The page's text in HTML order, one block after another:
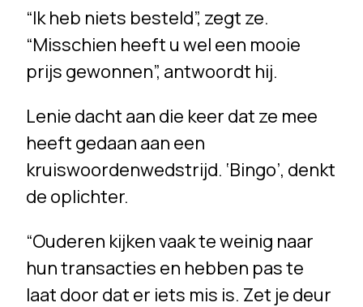
“Ik heb niets besteld”, zegt ze.
“Misschien heeft u wel een mooie
prijs gewonnen”, antwoordt hij.
Lenie dacht aan die keer dat ze mee
heeft gedaan aan een
kruiswoordenwedstrijd. ‘Bingo’, denkt
de oplichter.
“Ouderen kijken vaak te weinig naar
hun transacties en hebben pas te
laat door dat er iets mis is. Zet je deur